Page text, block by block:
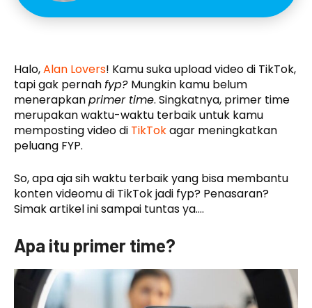
Halo,Alan Lovers! Kamu suka upload video di TikTok,
tapi gak pernahfyp? Mungkin kamu belum
menerapkanprimer time. Singkatnya, primer time
merupakan waktu-waktu terbaik untuk kamu
memposting video di TikTokagar meningkatkan
peluang FYP.
So, apa aja sih waktu terbaik yang bisa membantu
konten videomu di TikTok jadi fyp? Penasaran?
Simak artikel ini sampai tuntas ya….
Apa itu primer time?